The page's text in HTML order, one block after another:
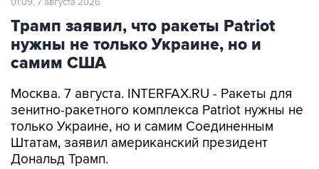
Трамп заявил, что ракеты Patriot
нужны не только Украине, но и
самим США
Москва. 7 августа. INTERFAX.RU - Ракеты для
зенитно-ракетного комплекса Patriot нужны не
только Украине, но и самим Соединенным
Штатам, заявил американский президент
Дональд Трамп.